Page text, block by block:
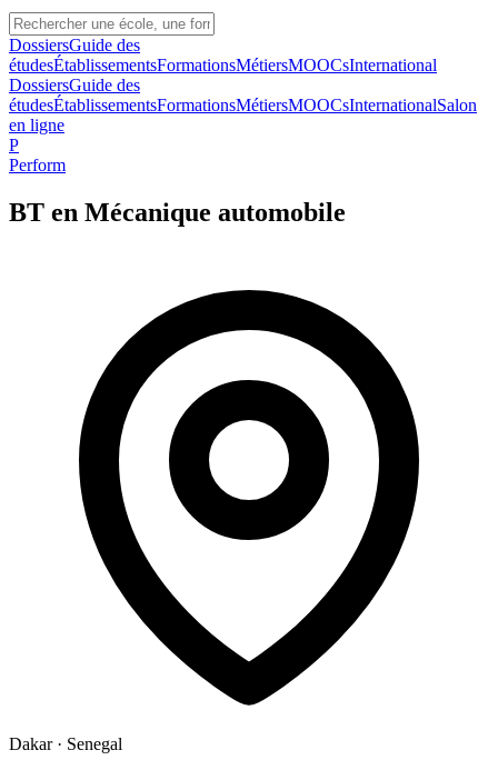
DossiersGuide des
étudesÉtablissementsFormationsMétiersMOOCsInternational
DossiersGuide des
étudesÉtablissementsFormationsMétiersMOOCsInternationalSalon
en ligne
P
Perform
BT en Mécanique automobile
Dakar· Senegal